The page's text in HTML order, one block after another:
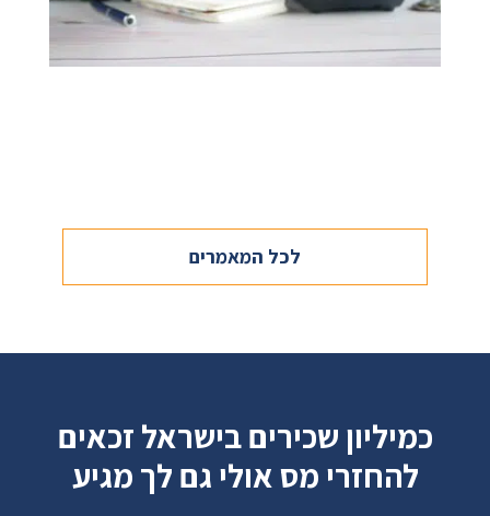
לכל המאמרים
כמיליון שכירים בישראל זכאים
להחזרי מס אולי גם לך מגיע